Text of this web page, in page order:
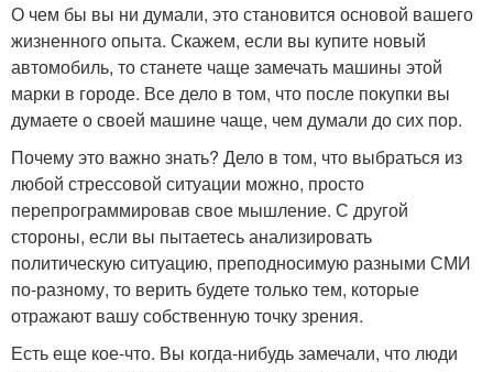
О чем бы вы ни думали, это становится основой вашего
жизненного опыта. Скажем, если вы купите новый
автомобиль, то станете чаще замечать машины этой
марки в городе. Все дело в том, что после покупки вы
думаете о своей машине чаще, чем думали до сих пор.
Почему это важно знать? Дело в том, что выбраться из
любой стрессовой ситуации можно, просто
перепрограммировав свое мышление. С другой
стороны, если вы пытаетесь анализировать
политическую ситуацию, преподносимую разными СМИ
по-разному, то верить будете только тем, которые
отражают вашу собственную точку зрения.
Есть еще кое-что. Вы когда-нибудь замечали, что люди